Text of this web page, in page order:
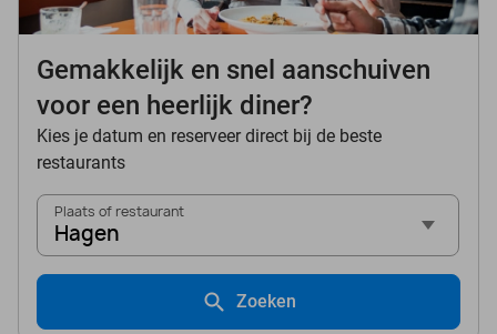
Gemakkelijk en snel aanschuiven
voor een heerlijk diner?
Kies je datum en reserveer direct bij de beste
restaurants
Plaats of restaurant
Hagen
Zoeken